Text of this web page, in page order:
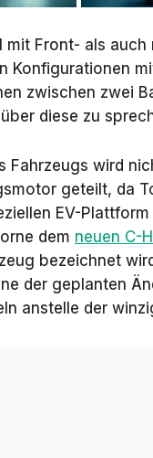
mit Front- als
Konfigurationen
zwischen zwei
diese zu
Fahrzeugs wird
geteilt, da
EV-
dem neuen C-
bezeichnet
der geplanten
anstelle der